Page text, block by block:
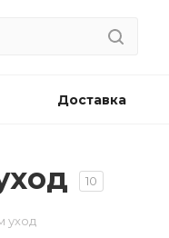
Доставка
10
уход